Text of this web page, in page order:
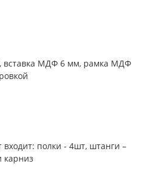
МДФ 6 мм, рамка МДФ
полки - 4шт, штанги –
карниз